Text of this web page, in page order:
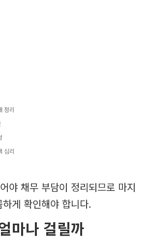
정리
심리
야 채무 부담이 정리되므로 마지
게 확인해야 합니다.
마나 걸릴까